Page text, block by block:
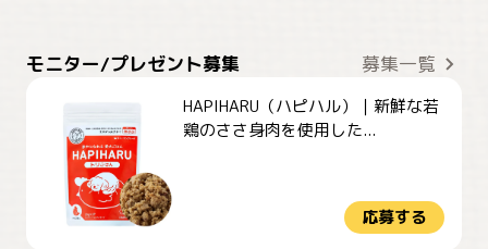
モニター/プレゼント募集 募集一覧
HAPIHARU（ハピハル）｜新鮮な若
鶏のささ身肉を使用した...
応募する